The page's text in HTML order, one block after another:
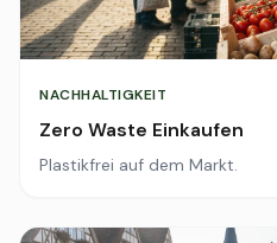
NACHHALTIGKEIT
Zero Waste Einkaufen
Plastikfrei auf dem Markt.